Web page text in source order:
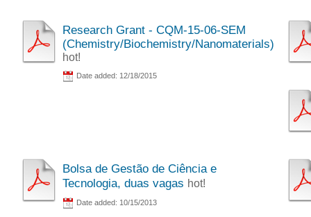
Research Grant - CQM-15-06-SEM
(Chemistry/Biochemistry/Nanomaterials)
hot!
Date added: 12/18/2015
Bolsa de Gestão de Ciência e
Tecnologia, duas vagas hot!
Date added: 10/15/2013